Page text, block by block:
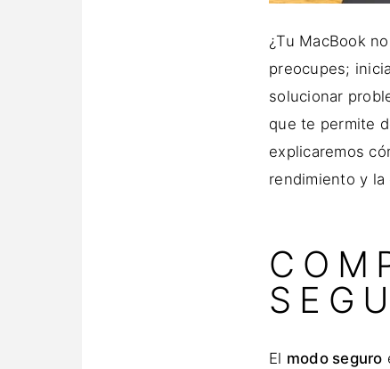
¿Tu MacBook
preocupes;
solucionar
que te permite
explicaremos
rendimiento y la
El modo seguro